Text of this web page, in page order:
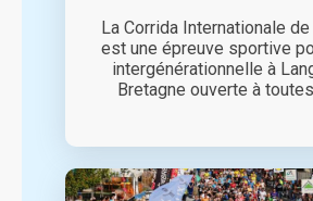
La Corrida Internationale
est une épreuve sportive
intergénérationnelle à
Bretagne ouverte à toutes